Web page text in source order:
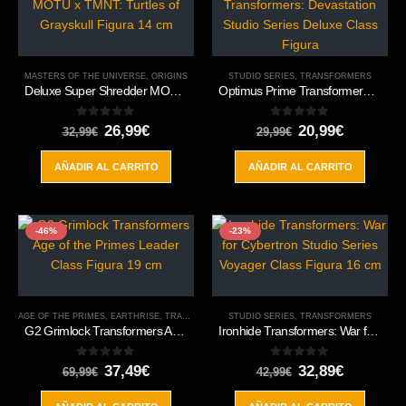
MASTERS OF THE UNIVERSE, ORIGINS
Deluxe Super Shredder MOTU x TMNT: Turtles of Grayskull Figura 14 cm
0out of 5
32,99€ El
original
era:
32,99€.
26,99€El
actual
es:
26,99€.
AÑADIR AL CARRITO
STUDIO SERIES, TRANSFORMERS
Optimus Prime Transformers: Devastation Studio Series Deluxe Class Figura
0out of 5
29,99€ El
original
era:
29,99€.
20,99€El
actual
es:
20,99€.
AÑADIR AL CARRITO
-46%
AGE OF THE PRIMES, EARTHRISE, TRANSFORMERS ,WAR FOR CYBERTRON TRILOGY
G2 Grimlock Transformers Age of the Primes Leader Class Figura 19 cm
0out of 5
69,99€ El
precio
original
37,49€El
actual
-23%
STUDIO SERIES, TRANSFORMERS
Ironhide Transformers: War for Cybertron Studio Series Voyager Class Figura 16 cm
0out of 5
42,99€ El
precio
original
32,89€El
actual